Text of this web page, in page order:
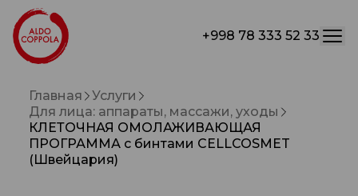
+998 78 333 52 33
Главная
Услуги
Для лица: аппараты, массажи, уходы
КЛЕТОЧНАЯ ОМОЛАЖИВАЮЩАЯ
ПРОГРАММА с бинтами CELLCOSMET
(Швейцария)